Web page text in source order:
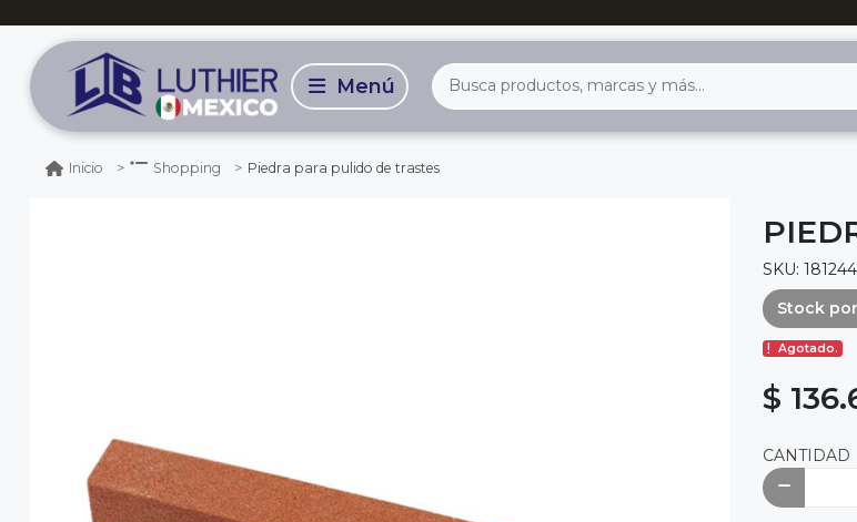
Inicio Shopping Piedra para pulido de trastes
SKU:
Stock
Agotado.
$
CANTIDAD